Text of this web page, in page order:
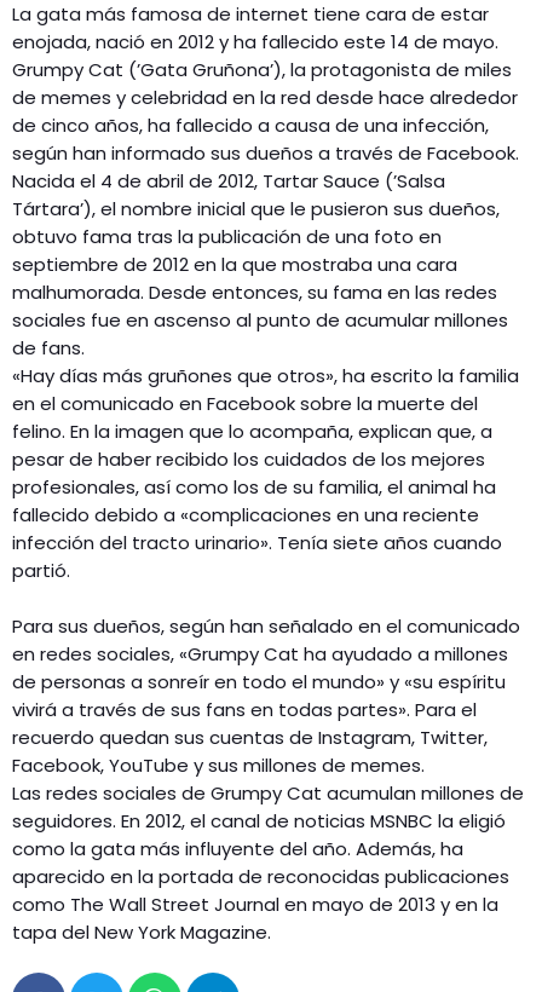
La gata más famosa de internet tiene cara de estar
enojada, nació en 2012 y ha fallecido este 14 de mayo.
Grumpy Cat (’Gata Gruñona’), la protagonista de miles
de memes y celebridad en la red desde hace alrededor
de cinco años, ha fallecido a causa de una infección,
según han informado sus dueños a través de Facebook.
Nacida el 4 de abril de 2012, Tartar Sauce (’Salsa
Tártara’), el nombre inicial que le pusieron sus dueños,
obtuvo fama tras la publicación de una foto en
septiembre de 2012 en la que mostraba una cara
malhumorada. Desde entonces, su fama en las redes
sociales fue en ascenso al punto de acumular millones
de fans.
«Hay días más gruñones que otros», ha escrito la familia
en el comunicado en Facebook sobre la muerte del
felino. En la imagen que lo acompaña, explican que, a
pesar de haber recibido los cuidados de los mejores
profesionales, así como los de su familia, el animal ha
fallecido debido a «complicaciones en una reciente
infección del tracto urinario». Tenía siete años cuando
partió.
Para sus dueños, según han señalado en el comunicado
en redes sociales, «Grumpy Cat ha ayudado a millones
de personas a sonreír en todo el mundo» y «su espíritu
vivirá a través de sus fans en todas partes». Para el
recuerdo quedan sus cuentas de Instagram, Twitter,
Facebook, YouTube y sus millones de memes.
Las redes sociales de Grumpy Cat acumulan millones de
seguidores. En 2012, el canal de noticias MSNBC la eligió
como la gata más influyente del año. Además, ha
aparecido en la portada de reconocidas publicaciones
como The Wall Street Journal en mayo de 2013 y en la
tapa del New York Magazine.